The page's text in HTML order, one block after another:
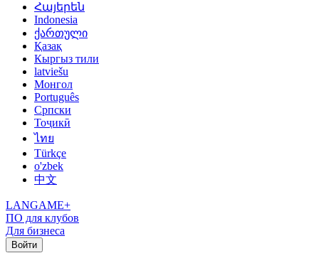
Հայերեն
Indonesia
ქართული
Қазақ
Кыргыз тили
latviešu
Монгол
Português
Српски
Тоҷикӣ
ไทย
Türkçe
o'zbek
中文
LANGAME+
ПО для клубов
Для бизнеса
Войти